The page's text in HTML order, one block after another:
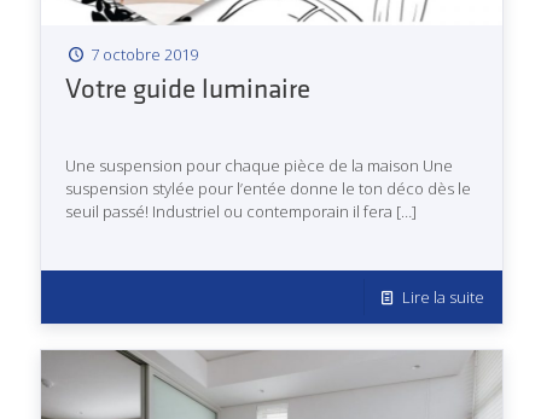
7 octobre 2019
Votre guide luminaire
Une suspension pour chaque pièce de la maison Une
suspension stylée pour l’entée donne le ton déco dès le
seuil passé! Industriel ou contemporain il fera […]
Lire la suite